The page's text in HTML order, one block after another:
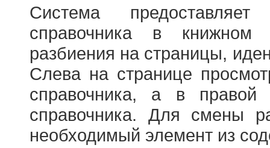
Система
справочника в
разбиения на страницы,
Слева на странице
справочника, а в правой
справочника. Для смены
необходимый элемент из